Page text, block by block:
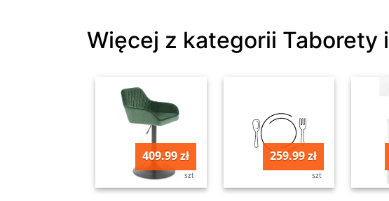
Więcej z kategorii Taborety
409.99 zł
szt
259.99 zł
szt